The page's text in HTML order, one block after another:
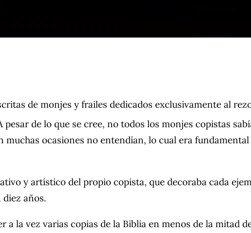
de monjes y frailes dedicados exclusivamente al
de lo que se cree, no todos los monjes copistas
ocasiones no entendían, lo cual era
y artístico del propio copista, que decoraba cada
años.
la vez varias copias de la Biblia en menos de la mitad